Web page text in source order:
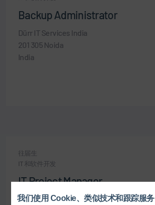
我们使用 Cookie、类似技术和跟踪服务
Backup Administrator
Dürr IT Services India
201 305 Noida
India
往届生
IT 和软件开发
IT Project Manager
Dürr IT Services India